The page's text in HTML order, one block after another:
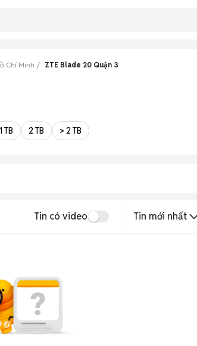
Chí Minh ZTE Blade 20 Quận 3
1 TB 2 TB > 2 TB
Tin có video Tin mới nhất